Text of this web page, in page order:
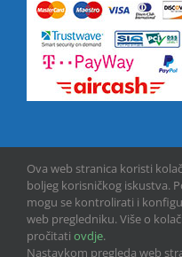
Copyright © 2013 -2026 |
Ova web stranica koristi
boljeg korisničkog iskustva.
mogu se kontrolirati i
web pregledniku. Više o
pročitati ovdje.
Nastavkom pregleda web